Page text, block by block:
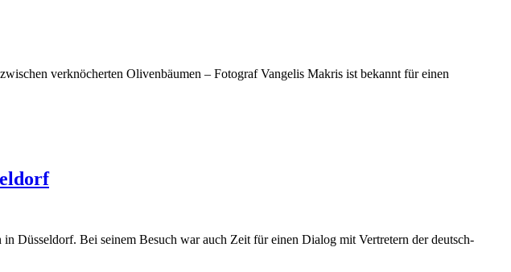
verknöcherten Olivenbäumen – Fotograf Vangelis Makris ist bekannt für einen
Düsseldorf. Bei seinem Besuch war auch Zeit für einen Dialog mit Vertretern der deutsch-